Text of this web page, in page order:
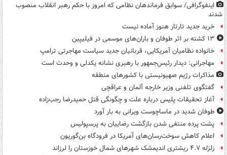
اینفوگرافی/ سوابق فرماندهان نظامی که امروز با حکم رهبر انقلاب منصوب
شدند
خرید جدید تارتار هنوز آماده نیست
۱۳ کشته بر اثر طوفان و باران‌های موسمی در فیلیپین
خانواده نظامیان آمریکایی، قربانیان جدید سیاست مهاجرتی ترامپ
مهاجرانی: دیدار رئیس‌جمهور با رهبری نشانه یکدلی و وحدت است
مذاکرات رژیم صهیونیستی با کشورهای منطقه
گفتگوی تلفنی وزیر خارجه آلمان و عراقچی
آغاز تحقیقات پلیس درباره علت و چگونگی قتل حمیدرضا رجب‌زاده
طوفان شدید در ماساچوست ویرانی به بار آورد
پشت پرده منتفی شدن بازگشت رضاییان به پرسپولیس
اعلام کاهش سوخت‌رسان‌های آمریکا در فرودگاه بن‌گوریون
زلزله ۴.۷ ریشتری اندیمشک شهرهای شمال خوزستان را لرزاند